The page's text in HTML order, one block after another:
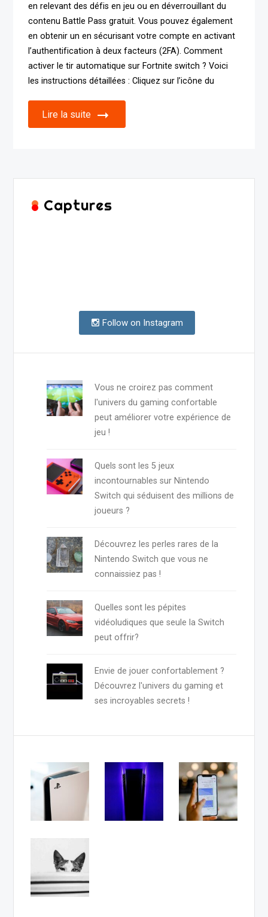
en relevant des défis en jeu ou en déverrouillant du
contenu Battle Pass gratuit. Vous pouvez également
en obtenir un en sécurisant votre compte en activant
l’authentification à deux facteurs (2FA). Comment
activer le tir automatique sur Fortnite switch ? Voici
les instructions détaillées : Cliquez sur l’icône du
Lire la suite
Captures
Follow on Instagram
Vous ne croirez pas comment
l'univers du gaming confortable
peut améliorer votre expérience de
jeu !
Quels sont les 5 jeux
incontournables sur Nintendo
Switch qui séduisent des millions de
joueurs ?
Découvrez les perles rares de la
Nintendo Switch que vous ne
connaissiez pas !
Quelles sont les pépites
vidéoludiques que seule la Switch
peut offrir?
Envie de jouer confortablement ?
Découvrez l'univers du gaming et
ses incroyables secrets !